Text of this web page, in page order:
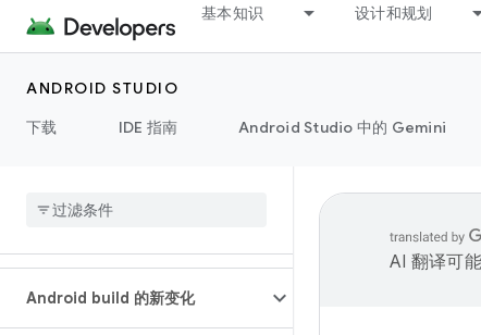
基本知识 设计和规划
ANDROID STUDIO
下载
IDE 指南 Android Studio 中的 Gemini
Android build 的新变化
AI 翻译可